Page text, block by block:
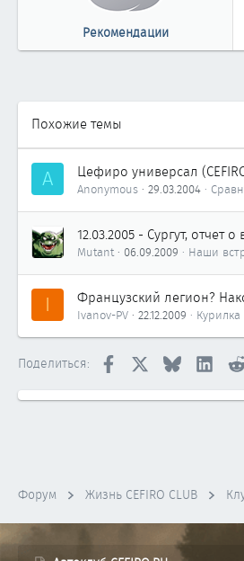
Рекомендации
Похожие темы
A Цефиро универсал
Anonymous 29.03.2004
12.03.2005 - Сургут, отчет о
Mutant 06.09.2009 Наши
I Французский легион?
Ivanov-PV 22.12.2009 Курилка
Поделиться: Facebook Bluesky
Форум Жизнь CEFIRO CLUB